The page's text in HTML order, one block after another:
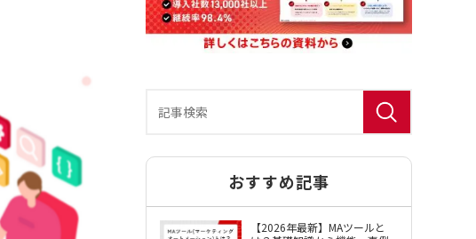
針 BowNow（バウナウ）使用許諾約款
おすすめ記事
【2026年最新】MAツールと